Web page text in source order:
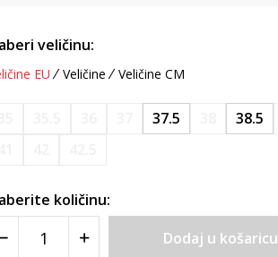
veličinu:
EU Veličine Veličine CM
37.5 38.5
količinu:
Dodaj u košaricu